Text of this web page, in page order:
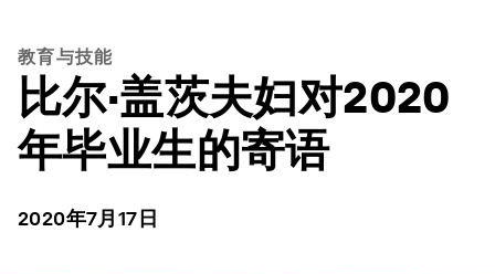
教育与技能
比尔·盖茨夫妇对2020
年毕业生的寄语
2020年7月17日